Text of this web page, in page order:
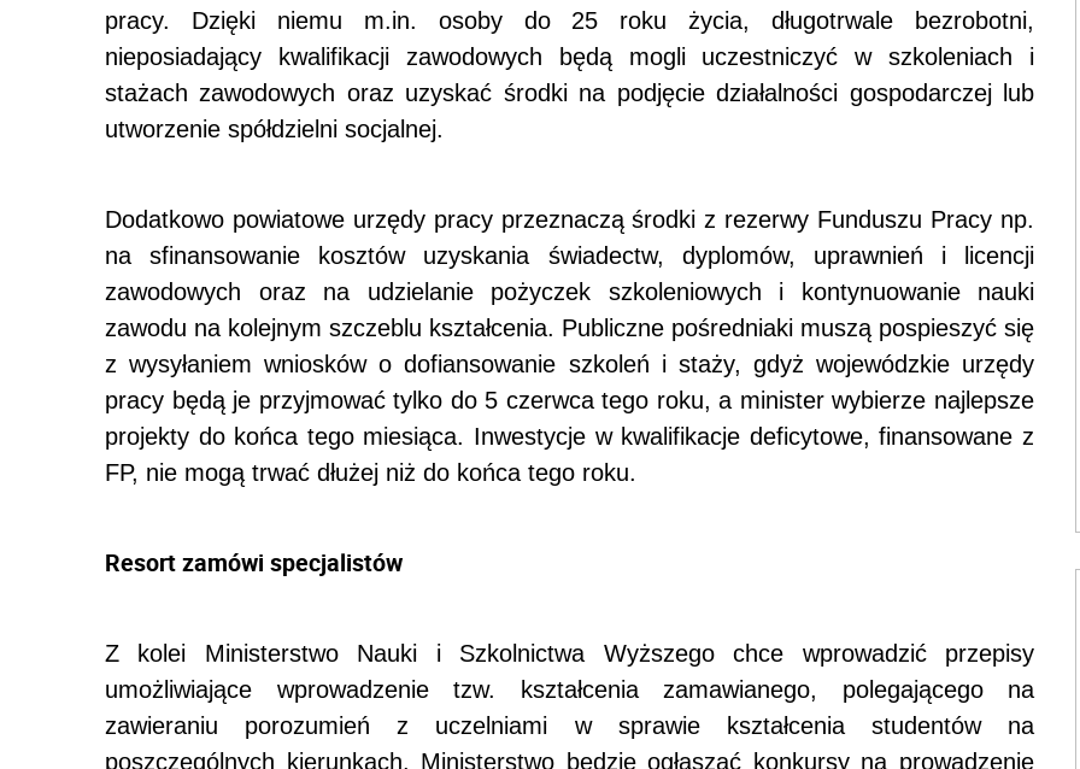
pracy. Dzięki niemu m.in. osoby do 25 roku życia, długotrwale bezrobotni,
nieposiadający kwalifikacji zawodowych będą mogli uczestniczyć w szkoleniach i
stażach zawodowych oraz uzyskać środki na podjęcie działalności gospodarczej lub
utworzenie spółdzielni socjalnej.
Dodatkowo powiatowe urzędy pracy przeznaczą środki z rezerwy Funduszu Pracy np.
na sfinansowanie kosztów uzyskania świadectw, dyplomów, uprawnień i licencji
zawodowych oraz na udzielanie pożyczek szkoleniowych i kontynuowanie nauki
zawodu na kolejnym szczeblu kształcenia. Publiczne pośredniaki muszą pospieszyć się
z wysyłaniem wniosków o dofiansowanie szkoleń i staży, gdyż wojewódzkie urzędy
pracy będą je przyjmować tylko do 5 czerwca tego roku, a minister wybierze najlepsze
projekty do końca tego miesiąca. Inwestycje w kwalifikacje deficytowe, finansowane z
FP, nie mogą trwać dłużej niż do końca tego roku.
Resort zamówi specjalistów
Z kolei Ministerstwo Nauki i Szkolnictwa Wyższego chce wprowadzić przepisy
umożliwiające wprowadzenie tzw. kształcenia zamawianego, polegającego na
zawieraniu porozumień z uczelniami w sprawie kształcenia studentów na
poszczególnych kierunkach. Ministerstwo będzie ogłaszać konkursy na prowadzenie